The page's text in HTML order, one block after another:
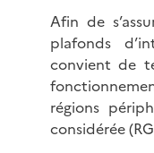
Afin de
plafonds
convient de
régions
considérée